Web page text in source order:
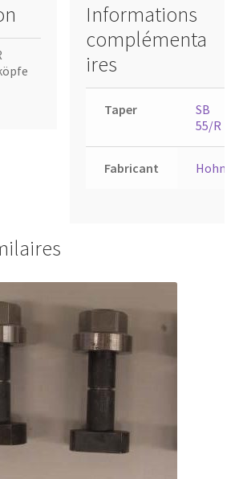
Informations
complémenta
ires
Taper
SB
55/R
Fabricant Hohner